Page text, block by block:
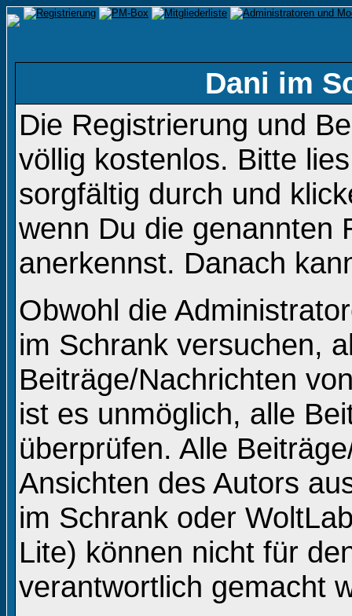
Dani im
Die Registrierung und
völlig kostenlos. Bitte
sorgfältig durch und
wenn Du die genannten
anerkennst. Danach
Obwohl die
im Schrank versuchen,
Beiträge/Nachrichten
ist es unmöglich, alle
überprüfen. Alle
Ansichten des Autors
im Schrank oder
Lite) können nicht für
verantwortlich gemacht